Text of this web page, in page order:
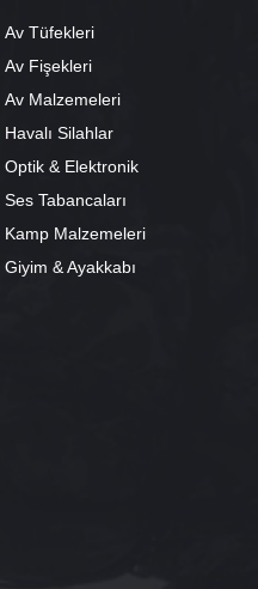
Av Tüfekleri
Av Fişekleri
Av Malzemeleri
Havalı Silahlar
Optik & Elektronik
Ses Tabancaları
Kamp Malzemeleri
Giyim & Ayakkabı